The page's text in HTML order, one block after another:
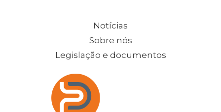
Notícias
Sobre nós
Legislação e documentos